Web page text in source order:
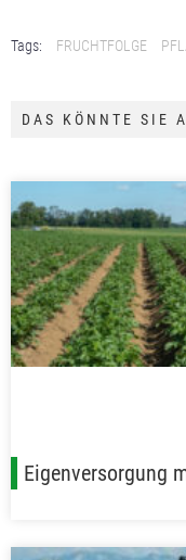
Tags: FRUCHTFOLGE
DAS KÖNNTE SIE
Eigenversorgung